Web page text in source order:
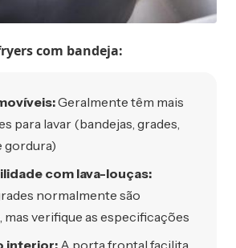
com bandeja:
Geralmente têm mais
para lavar (bandejas, grades,
gordura)
com lava-louças:
normalmente são
verifique as especificações